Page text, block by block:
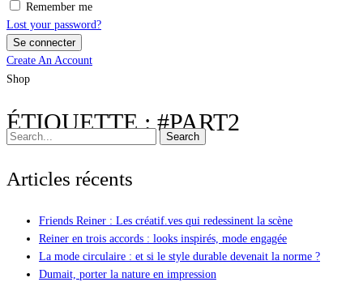
Remember me
Lost your password?
Create An Account
Shop
ÉTIQUETTE :#PART2
Search
Articles récents
Friends Reiner : Les créatif.ves qui redessinent la scène
Reiner en trois accords : looks inspirés, mode engagée
La mode circulaire : et si le style durable devenait la norme ?
Dumait, porter la nature en impression